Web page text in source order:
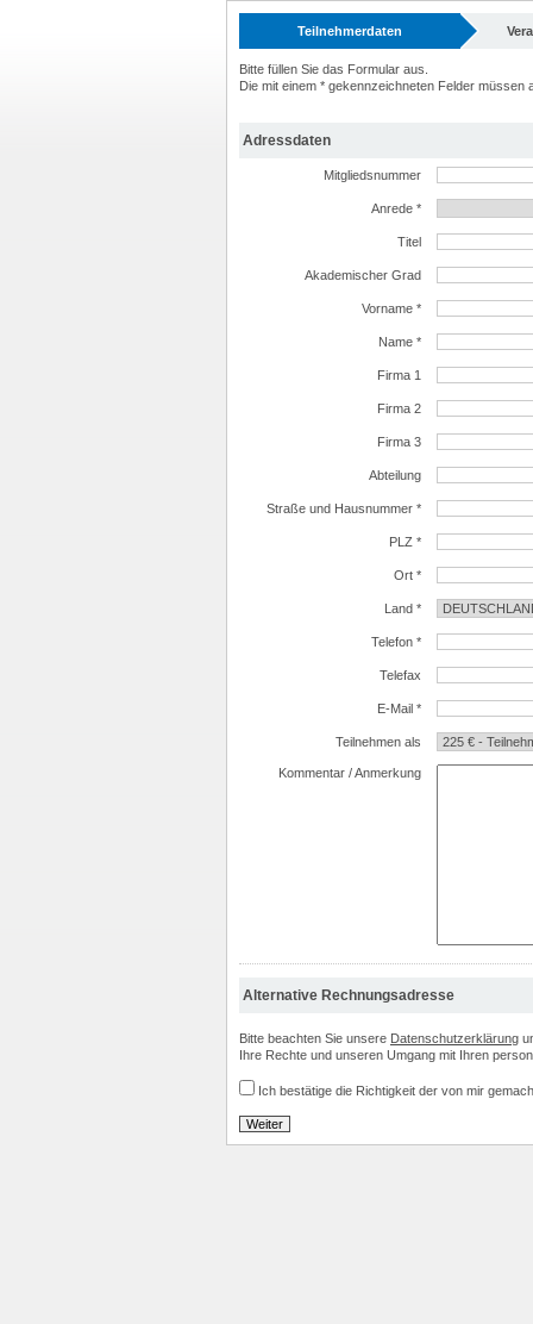
Teilnehmerdaten
Bitte füllen Sie das Formular aus.
Die mit einem * gekennzeichneten Felder müssen
Adressdaten
Mitgliedsnummer
Anrede *
Titel
Akademischer Grad
Vorname *
Name *
Firma 1
Firma 2
Firma 3
Abteilung
Straße und Hausnummer *
PLZ *
Ort *
Land *
Telefon *
Telefax
E-Mail *
Teilnehmen als
Kommentar / Anmerkung
Alternative Rechnungsadresse
Bitte beachten Sie unsere Datenschutzerklärung
Ihre Rechte und unseren Umgang mit Ihren
Ich bestätige die Richtigkeit der von mir
Weiter